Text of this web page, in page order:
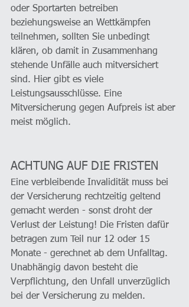
oder Sportarten betreiben
beziehungsweise an Wettkämpfen
teilnehmen, sollten Sie unbedingt
klären, ob damit in Zusammenhang
stehende Unfälle auch mitversichert
sind. Hier gibt es viele
Leistungsausschlüsse. Eine
Mitversicherung gegen Aufpreis ist aber
meist möglich.
ACHTUNG AUF DIE FRISTEN
Eine verbleibende Invalidität muss bei
der Versicherung rechtzeitig geltend
gemacht werden - sonst droht der
Verlust der Leistung! Die Fristen dafür
betragen zum Teil nur 12 oder 15
Monate - gerechnet ab dem Unfalltag.
Unabhängig davon besteht die
Verpflichtung, den Unfall unverzüglich
bei der Versicherung zu melden.